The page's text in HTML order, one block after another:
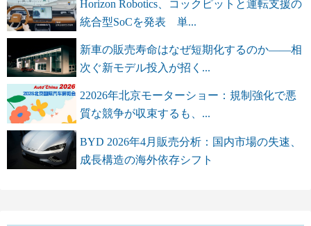
Horizon Robotics、コックピットと運転支援の
統合型SoCを発表 単...
新車の販売寿命はなぜ短期化するのか――相
次ぐ新モデル投入が招く...
22026年北京モーターショー：規制強化で悪
質な競争が収束するも、...
BYD 2026年4月販売分析：国内市場の失速、
成長構造の海外依存シフト